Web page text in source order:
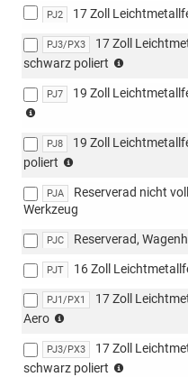
PAW/
PJ2 17 Zoll
PJ3/PX3
17 Zoll
schwarz poliert
PJ7
19 Zoll
mit
s3FU/PFA/Loft
PJ8
19 Zoll
poliert
mit
s3FU/PFA/Loft
PJA
Reserverad nicht
Werkzeug
PJC Reserverad,
PJT 16 Zoll
PJ1/PX1
17 Zoll
Aero
PJ3/PX3
17 Zoll
schwarz poliert